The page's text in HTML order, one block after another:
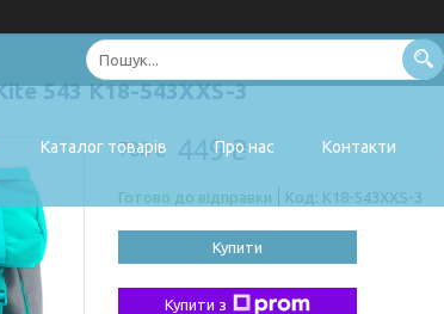
Каталог товарів Про нас Контакти
543 K18-543XXS-3
788 ₴ 449 ₴
Готово до відправки Код: K18-543XXS-3
Купити
Купити з